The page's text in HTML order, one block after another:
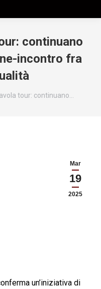
continuano
incontro fra
tour: continuano…
Mar
19
2025
un’iniziativa di